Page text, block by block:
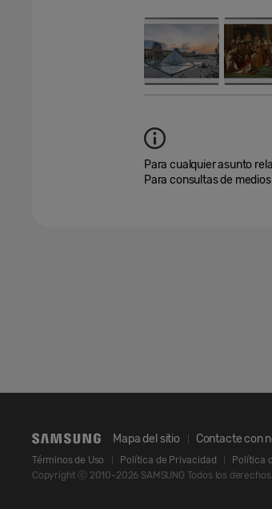
Para cualquier asunto
Para consultas de
Mapa del sitio Contacte con
Términos de Uso Política de Privacidad Política
Copyright ⓒ 2010-2026 SAMSUNG Todos los